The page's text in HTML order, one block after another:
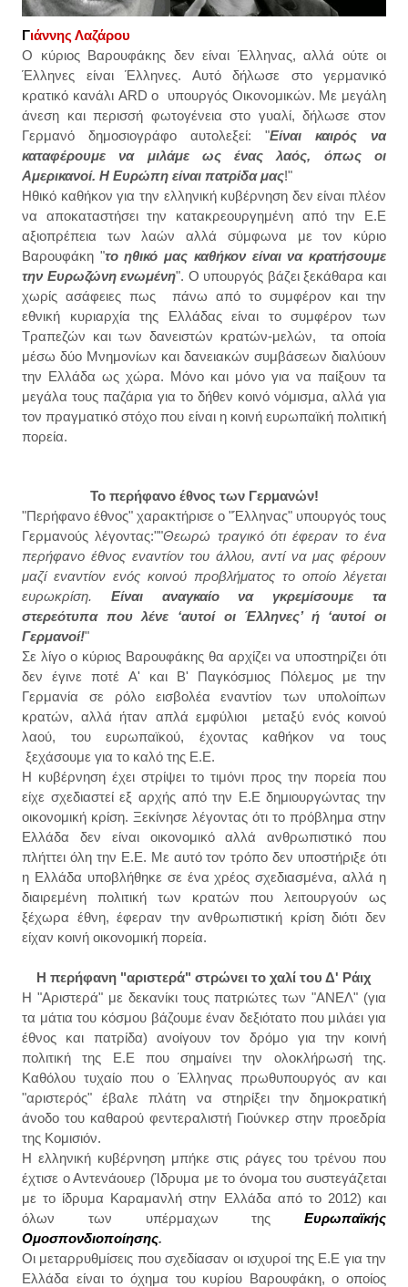
Γιάννης Λαζάρου
Ο κύριος Βαρουφάκης δεν είναι Έλληνας, αλλά ούτε οι
Έλληνες είναι Έλληνες. Αυτό δήλωσε στο γερμανικό
κρατικό κανάλι ARD ο υπουργός Οικονομικών. Με μεγάλη
άνεση και περισσή φωτογένεια στο γυαλί, δήλωσε στον
Γερμανό δημοσιογράφο αυτολεξεί: "Είναι καιρός να
καταφέρουμε να μιλάμε ως ένας λαός, όπως οι
Αμερικανοί. Η Ευρώπη είναι πατρίδα μας!"
Ηθικό καθήκον για την ελληνική κυβέρνηση δεν είναι πλέον
να αποκαταστήσει την κατακρεουργημένη από την Ε.Ε
αξιοπρέπεια των λαών αλλά σύμφωνα με τον κύριο
Βαρουφάκη "το ηθικό μας καθήκον είναι να κρατήσουμε
την Ευρωζώνη ενωμένη". Ο υπουργός βάζει ξεκάθαρα και
χωρίς ασάφειες πως πάνω από το συμφέρον και την
εθνική κυριαρχία της Ελλάδας είναι το συμφέρον των
Τραπεζών και των δανειστών κρατών-μελών, τα οποία
μέσω δύο Μνημονίων και δανειακών συμβάσεων διαλύουν
την Ελλάδα ως χώρα. Μόνο και μόνο για να παίξουν τα
μεγάλα τους παζάρια για το δήθεν κοινό νόμισμα, αλλά για
τον πραγματικό στόχο που είναι η κοινή ευρωπαϊκή πολιτική
πορεία.
Το περήφανο έθνος των Γερμανών!
"Περήφανο έθνος" χαρακτήρισε ο "Έλληνας" υπουργός τους
Γερμανούς λέγοντας:""Θεωρώ τραγικό ότι έφεραν το ένα
περήφανο έθνος εναντίον του άλλου, αντί να μας φέρουν
μαζί εναντίον ενός κοινού προβλήματος το οποίο λέγεται
ευρωκρίση. Είναι αναγκαίο να γκρεμίσουμε τα
στερεότυπα που λένε ‘αυτοί οι Έλληνες’ ή ‘αυτοί οι
Γερμανοί!"
Σε λίγο ο κύριος Βαρουφάκης θα αρχίζει να υποστηρίζει ότι
δεν έγινε ποτέ Α' και Β' Παγκόσμιος Πόλεμος με την
Γερμανία σε ρόλο εισβολέα εναντίον των υπολοίπων
κρατών, αλλά ήταν απλά εμφύλιοι μεταξύ ενός κοινού
λαού, του ευρωπαϊκού, έχοντας καθήκον να τους
ξεχάσουμε για το καλό της Ε.Ε.
Η κυβέρνηση έχει στρίψει το τιμόνι προς την πορεία που
είχε σχεδιαστεί εξ αρχής από την Ε.Ε δημιουργώντας την
οικονομική κρίση. Ξεκίνησε λέγοντας ότι το πρόβλημα στην
Ελλάδα δεν είναι οικονομικό αλλά ανθρωπιστικό που
πλήττει όλη την Ε.Ε. Με αυτό τον τρόπο δεν υποστήριξε ότι
η Ελλάδα υποβλήθηκε σε ένα χρέος σχεδιασμένα, αλλά η
διαιρεμένη πολιτική των κρατών που λειτουργούν ως
ξέχωρα έθνη, έφεραν την ανθρωπιστική κρίση διότι δεν
είχαν κοινή οικονομική πορεία.
Η περήφανη "αριστερά" στρώνει το χαλί του Δ' Ράιχ
Η "Αριστερά" με δεκανίκι τους πατριώτες των "ΑΝΕΛ" (για
τα μάτια του κόσμου βάζουμε έναν δεξιότατο που μιλάει για
έθνος και πατρίδα) ανοίγουν τον δρόμο για την κοινή
πολιτική της Ε.Ε που σημαίνει την ολοκλήρωσή της.
Καθόλου τυχαίο που ο Έλληνας πρωθυπουργός αν και
"αριστερός" έβαλε πλάτη να στηρίξει την δημοκρατική
άνοδο του καθαρού φεντεραλιστή Γιούνκερ στην προεδρία
της Κομισιόν.
Η ελληνική κυβέρνηση μπήκε στις ράγες του τρένου που
έχτισε ο Αντενάουερ (Ίδρυμα με το όνομα του συστεγάζεται
με το ίδρυμα Καραμανλή στην Ελλάδα από το 2012) και
όλων των υπέρμαχων της Ευρωπαϊκής
Ομοσπονδιοποίησης.
Οι μεταρρυθμίσεις που σχεδίασαν οι ισχυροί της Ε.Ε για την
Ελλάδα είναι το όχημα του κυρίου Βαρουφάκη, ο οποίος